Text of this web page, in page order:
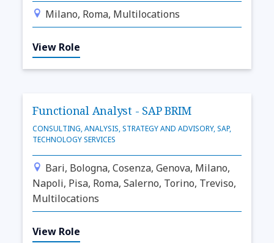
Milano, Roma, Multilocations
View Role
Functional Analyst - SAP BRIM
CONSULTING, ANALYSIS, STRATEGY AND ADVISORY, SAP,
TECHNOLOGY SERVICES
Bari, Bologna, Cosenza, Genova, Milano,
Napoli, Pisa, Roma, Salerno, Torino, Treviso,
Multilocations
View Role